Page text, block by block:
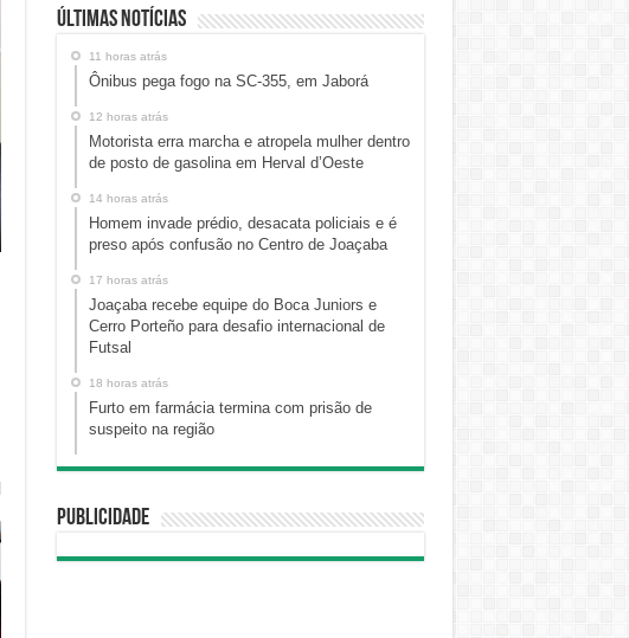
Últimas Notícias
11 horas atrás
Ônibus pega fogo na SC-355, em Jaborá
12 horas atrás
Motorista erra marcha e atropela mulher dentro
de posto de gasolina em Herval d’Oeste
14 horas atrás
Homem invade prédio, desacata policiais e é
preso após confusão no Centro de Joaçaba
17 horas atrás
Joaçaba recebe equipe do Boca Juniors e
Cerro Porteño para desafio internacional de
Futsal
18 horas atrás
Furto em farmácia termina com prisão de
suspeito na região
Publicidade